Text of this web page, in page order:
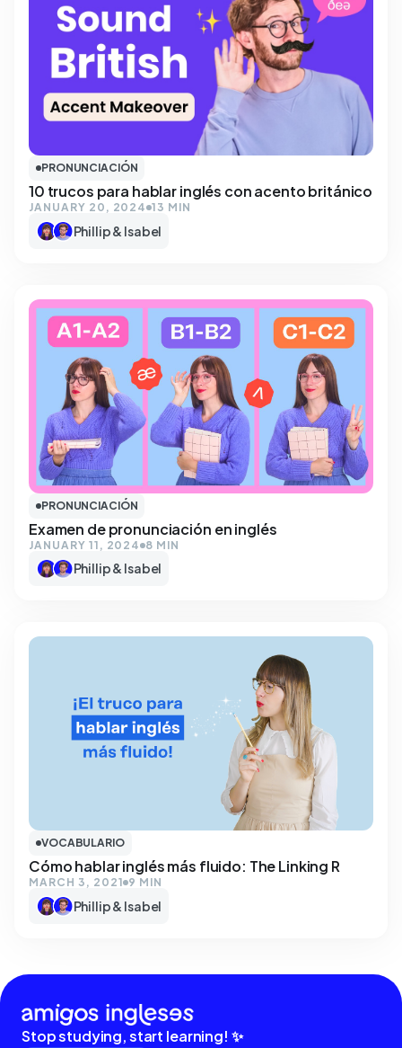
PRONUNCIACIÓN
10 trucos para hablar inglés con acento británico
JANUARY 20, 2024 13 MIN
Phillip & Isabel
PRONUNCIACIÓN
Examen de pronunciación en inglés
JANUARY 11, 2024 8 MIN
Phillip & Isabel
VOCABULARIO
Cómo hablar inglés más fluido: The Linking R
MARCH 3, 2021 9 MIN
Phillip & Isabel
Stop studying, start learning! ✨